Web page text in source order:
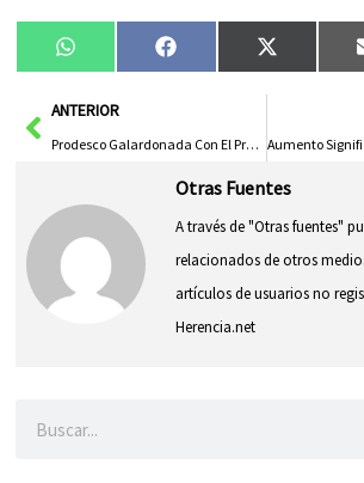
Compartir
en
WhatsAppCompartir
en
Facebook
en
X
AntANTERIOR
Prodesco Galardonada Con El Premio A La Excelencia En Valores Para PYMEs
Otras Fuentes
A través de "Otras fuentes"
relacionados de otros
artículos de usuarios no
Herencia.net